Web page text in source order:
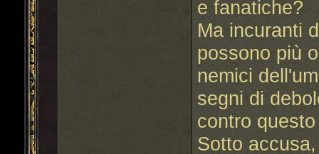
e fanatiche?
Ma incuranti
possono più
nemici
segni di
contro
Sotto